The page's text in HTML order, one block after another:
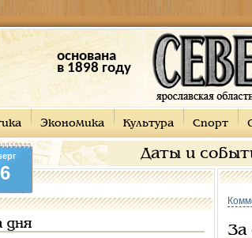
основана
в 1898 году
Экономика Культура Спорт
Даты и
дня За